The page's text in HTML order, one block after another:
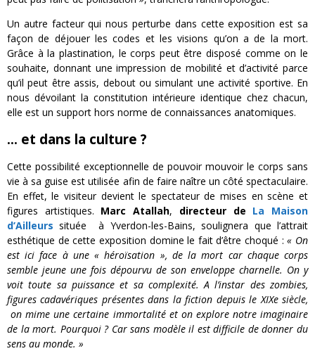
Un autre facteur qui nous perturbe dans cette exposition est sa
façon de déjouer les codes et les visions qu’on a de la mort.
Grâce à la plastination, le corps peut être disposé comme on le
souhaite, donnant une impression de mobilité et d’activité parce
qu’il peut être assis, debout ou simulant une activité sportive. En
nous dévoilant la constitution intérieure identique chez chacun,
elle est un support hors norme de connaissances anatomiques.
… et dans la culture ?
Cette possibilité exceptionnelle de pouvoir mouvoir le corps sans
vie à sa guise est utilisée afin de faire naître un côté spectaculaire.
En effet, le visiteur devient le spectateur de mises en scène et
figures artistiques. Marc Atallah, directeur de La Maison
d’Ailleurs située à Yverdon-les-Bains, soulignera que l’attrait
esthétique de cette exposition domine le fait d’être choqué :« On
est ici face à une « héroïsation », de la mort car chaque corps
semble jeune une fois dépourvu de son enveloppe charnelle. On y
voit toute sa puissance et sa complexité. A l’instar des zombies,
figures cadavériques présentes dans la fiction depuis le XIXe siècle,
on mime une certaine immortalité et on explore notre imaginaire
de la mort. Pourquoi ? Car sans modèle il est difficile de donner du
sens au monde. »